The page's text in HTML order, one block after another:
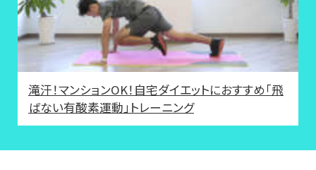
滝汗！マンションOK！自宅ダイエットにおすすめ「飛
ばない有酸素運動」トレーニング